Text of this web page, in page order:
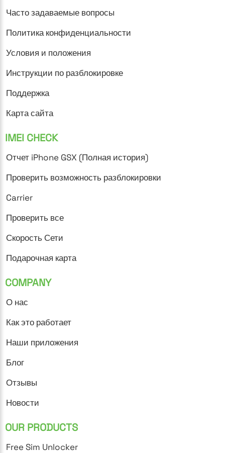
Часто задаваемые вопросы
Политика конфиденциальности
Условия и положения
Инструкции по разблокировке
Поддержка
Карта сайта
IMEI CHECK
Отчет iPhone GSX (Полная история)
Проверить возможность разблокировки
Carrier
Проверить все
Скорость Сети
Подарочная карта
COMPANY
О нас
Как это работает
Наши приложения
Блог
Отзывы
Новости
OUR PRODUCTS
Free Sim Unlocker